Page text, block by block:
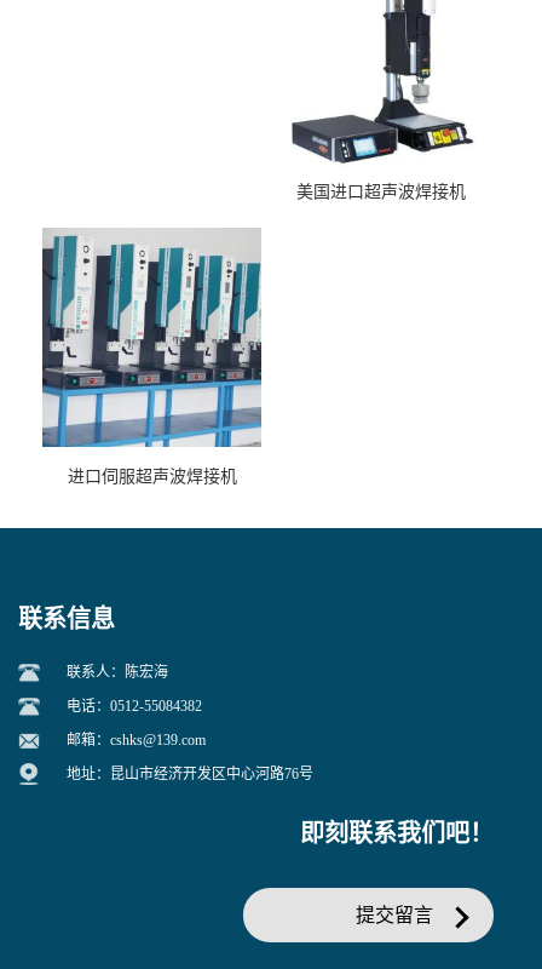
美国进口超声波焊接机
进口伺服超声波焊接机
联系信息
联系人：陈宏海
电话：0512-55084382
邮箱： cshks@139.com
地址：昆山市经济开发区中心河路76号
即刻联系我们吧！
提交留言